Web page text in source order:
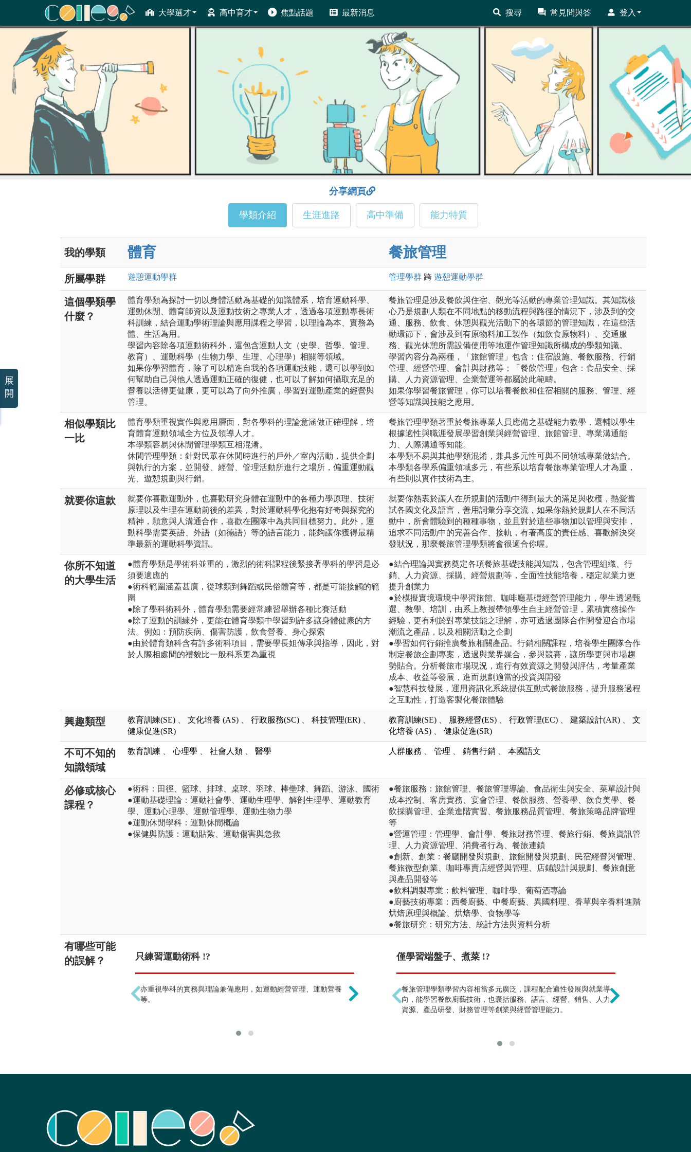
大學選才 高中育才 焦點話題 最新消息 搜尋 常見問與答 登入
ColleGo! 大學選才與高中育才輔助系統
分享網頁
學類介紹 生涯進路 高中準備 能力特質
我的學類 體育 餐旅管理
所屬學群 遊憩運動學群 管理學群 跨 遊憩運動學群
這個學類學
什麼？
體育學類為探討一切以身體活動為基礎的知識體系，培育運動科學、
運動休閒、體育師資以及運動技術之專業人才，透過各項運動專長術
科訓練，結合運動學術理論與應用課程之學習，以理論為本、實務為
體、生活為用。
學習內容除各項運動術科外，還包含運動人文（史學、哲學、管理、
教育）、運動科學（生物力學、生理、心理學）相關等領域。
如果你學習體育，除了可以精進自我的各項運動技能，還可以學到如
何幫助自己與他人透過運動正確的復健，也可以了解如何攝取充足的
營養以活得更健康，更可以為了向外推廣，學習對運動產業的經營與
管理。
餐旅管理是涉及餐飲與住宿、觀光等活動的專業管理知識。其知識核
心乃是規劃人類在不同地點的移動流程與路徑的情況下，涉及到的交
通、服務、飲食、休憩與觀光活動下的各環節的管理知識，在這些活
動環節下，會涉及到有原物料加工製作（如飲食原物料）、交通服
務、觀光休憩所需設備使用等地運作管理知識所構成的學類知識。
學習內容分為兩種，「旅館管理」包含：住宿設施、餐飲服務、行銷
管理、經營管理、會計與財務等；「餐飲管理」包含：食品安全、採
購、人力資源管理、企業營運等都屬於此範疇。
如果你學習餐旅管理，你可以培養餐飲和住宿相關的服務、管理、經
營等知識與技能之應用。
相似學類比
一比
體育學類重視實作與應用層面，對各學科的理論意涵做正確理解，培
育體育運動領域全方位及領導人才。
本學類容易與休閒管理學類互相混淆。
休閒管理學類：針對民眾在休閒時進行的戶外／室內活動，提供企劃
與執行的方案，並開發、經營、管理活動所進行之場所，偏重運動觀
光、遊憩規劃與行銷。
餐旅管理學類著重於餐旅專業人員應備之基礎能力教學，還輔以學生
根據適性與職涯發展學習創業與經營管理、旅館管理、專業溝通能
力、人際溝通等知能。
本學類不易與其他學類混淆，兼具多元性可與不同領域專業做結合。
本學類各學系偏重領域多元，有些系以培育餐旅專業管理人才為重，
有些則以實作技術為主。
就要你這款
就要你喜歡運動外，也喜歡研究身體在運動中的各種力學原理、技術
原理以及生理在運動前後的差異，對於運動科學化抱有好奇與探究的
精神，願意與人溝通合作，喜歡在團隊中為共同目標努力。此外，運
動科學需要英語、外語（如德語）等的語言能力，能夠讓你獲得最精
準最新的運動科學資訊。
就要你熱衷於讓人在所規劃的活動中得到最大的滿足與收穫，熱愛嘗
試各國文化及語言，善用詞彙分享交流，如果你熱於規劃人在不同活
動中，所會體驗到的種種事物，並且對於這些事物加以管理與安排，
追求不同活動中的完善合作、接軌，有著高度的責任感、喜歡解決突
發狀況，那麼餐旅管理學類將會很適合你喔。
你所不知道
的大學生活
●體育學類是學術科並重的，激烈的術科課程後緊接著學科的學習是必
須要適應的
●術科範圍涵蓋甚廣，從球類到舞蹈或民俗體育等，都是可能接觸的範
圍
●除了學科術科外，體育學類需要經常練習舉辦各種比賽活動
●除了運動的訓練外，更能在體育學類中學習到許多讓身體健康的方
法。例如：預防疾病、傷害防護，飲食營養、身心探索
●由於體育類科含有許多術科項目，需要學長姐傳承與指導，因此，對
於人際相處間的禮貌比一般科系更為重視
●結合理論與實務奠定各項餐旅基礎技能與知識，包含管理組織、行
銷、人力資源、採購、經營規劃等，全面性技能培養，穩定就業力更
提升創業力
●於模擬實境環境中學習旅館、咖啡廳基礎經營管理能力，學生透過甄
選、教學、培訓，由系上教授帶領學生自主經營管理，累積實務操作
經驗，更有利於對專業技能之理解，亦可透過團隊合作開發迎合市場
潮流之產品，以及相關活動之企劃
●學習如何行銷推廣餐旅相關產品。行銷相關課程，培養學生團隊合作
制定餐旅企劃專案，透過與業界媒合，參與競賽，讓所學更與市場趨
勢貼合。分析餐旅市場現況，進行有效資源之開發與評估，考量產業
成本、收益等發展，進而規劃適當的投資與開發
●智慧科技發展，運用資訊化系統提供互動式餐旅服務，提升服務過程
之互動性，打造客製化餐旅體驗
興趣類型 教育訓練(SE) 文化培養 (AS) 行政服務(SC) 科技管理(ER)
健康促進(SR)
教育訓練(SE) 服務經營(ES) 行政管理(EC) 建築設計(AR)
文
化培養 (AS)
健康促進(SR)
不可不知的
知識領域
教育訓練 心理學 社會人類 醫學 人群服務 管理 銷售行銷 本國語文
必修或核心
課程？
●術科：田徑、籃球、排球、桌球、羽球、棒壘球、舞蹈、游泳、國術
●運動基礎理論：運動社會學、運動生理學、解剖生理學、運動教育
學、運動心理學、運動管理學、運動生物力學
●運動休閒學科：運動休閒概論
●保健與防護：運動貼紮、運動傷害與急救
●餐旅服務：旅館管理、餐旅管理導論、食品衛生與安全、菜單設計與
成本控制、客房實務、宴會管理、餐飲服務、營養學、飲食美學、餐
飲採購管理、企業進階實習、餐旅服務品質管理、餐旅策略品牌管理
等
●營運管理：管理學、會計學、餐旅財務管理、餐旅行銷、餐旅資訊管
理、人力資源管理、消費者行為、餐旅連鎖
●創新、創業：餐廳開發與規劃、旅館開發與規劃、民宿經營與管理、
餐旅微型創業、咖啡專賣店經營與管理、店鋪設計與規劃、餐旅創意
與產品開發等
●飲料調製專業：飲料管理、咖啡學、葡萄酒專論
●廚藝技術專業：西餐廚藝、中餐廚藝、異國料理、香草與辛香料進階
烘焙原理與概論、烘焙學、食物學等
●餐旅研究：研究方法、統計方法與資料分析
有哪些可能
的誤解？
只練習運動術科 !?
亦重視學科的實務與理論兼備應用，如運動經營管理、運動營養
等。
只能當老師或運動員 !?
現今體育學類課程包含教案及活動企劃撰寫、活動執行與教學、器
材製作與管理及推廣教育與行銷，出路多元，如：運動休閒公關人
員、體育行政人員、運動指導員、運動教練等。
僅學習端盤子、煮菜 !?
餐旅管理學類學習內容相當多元廣泛，課程配合適性發展與就業導
向，能學習餐飲廚藝技術，也囊括服務、語言、經營、銷售、人力
資源、產品研發、財務管理等創業與經營管理能力。
展
開